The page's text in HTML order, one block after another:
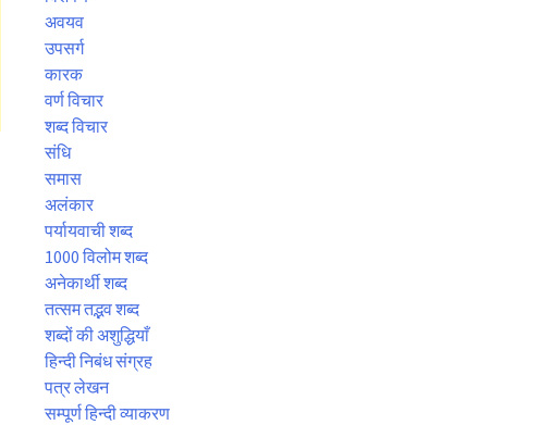
अवयव
उपसर्ग
कारक
वर्ण विचार
शब्द विचार
संधि
समास
अलंकार
पर्यायवाची शब्द
1000 विलोम शब्द
अनेकार्थी शब्द
तत्सम तद्भव शब्द
शब्दों की अशुद्धियाँ
हिन्दी निबंध संग्रह
पत्र लेखन
सम्पूर्ण हिन्दी व्याकरण